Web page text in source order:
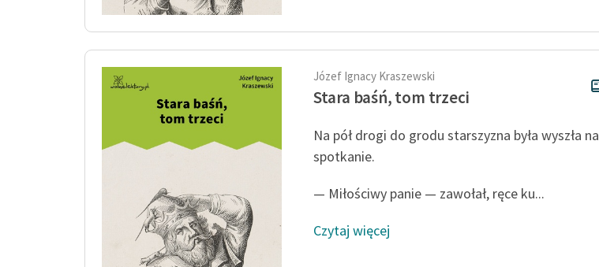
Józef Ignacy Kraszewski
Stara baśń, tom trzeci
Na pół drogi do grodu starszyzna była wyszła na
spotkanie.
— Miłościwy panie — zawołał, ręce ku...
Czytaj więcej